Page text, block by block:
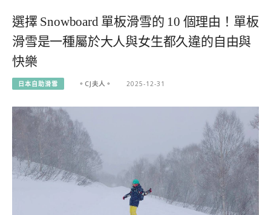
選擇 Snowboard 單板滑雪的 10 個理由！單板
滑雪是一種屬於大人與女生都久違的自由與
快樂
日本自助滑雪 。CJ夫人。 2025-12-31